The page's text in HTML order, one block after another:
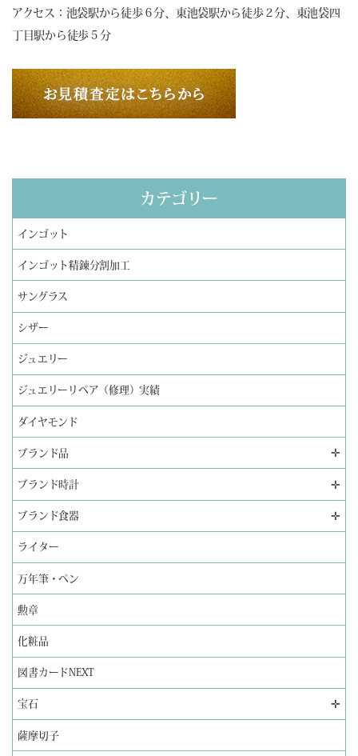
アクセス：池袋駅から徒歩６分、東池袋駅から徒歩２分、東池袋四
丁目駅から徒歩５分
カテゴリー
インゴット
インゴット精錬分割加工
サングラス
シザー
ジュエリー
ジュエリーリペア（修理）実績
ダイヤモンド
ブランド品 ✛
ブランド時計 ✛
ブランド食器 ✛
ライター
万年筆・ペン
勲章
化粧品
図書カードNEXT
宝石 ✛
薩摩切子